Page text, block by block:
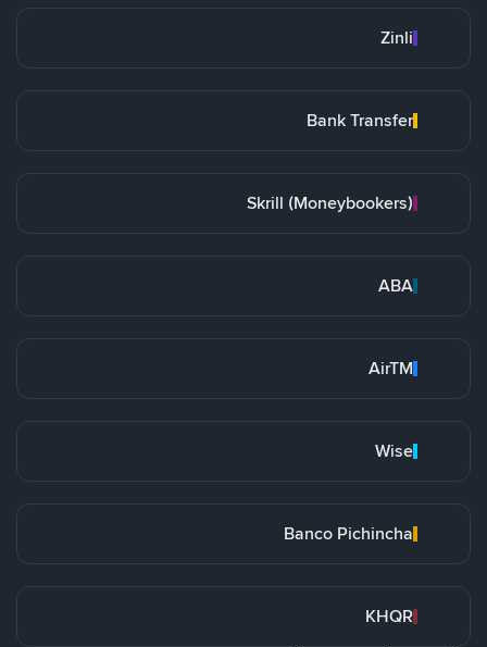
Zinli
Bank Transfer
Skrill (Moneybookers)
ABA
AirTM
Wise
Banco Pichincha
KHQR